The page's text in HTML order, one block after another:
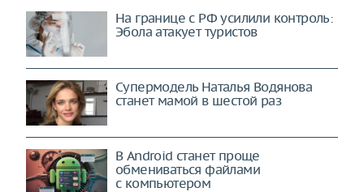
На границе с РФ усилили контроль:
Эбола атакует туристов
Супермодель Наталья Водянова
станет мамой в шестой раз
В Android станет проще
обмениваться файлами
с компьютером